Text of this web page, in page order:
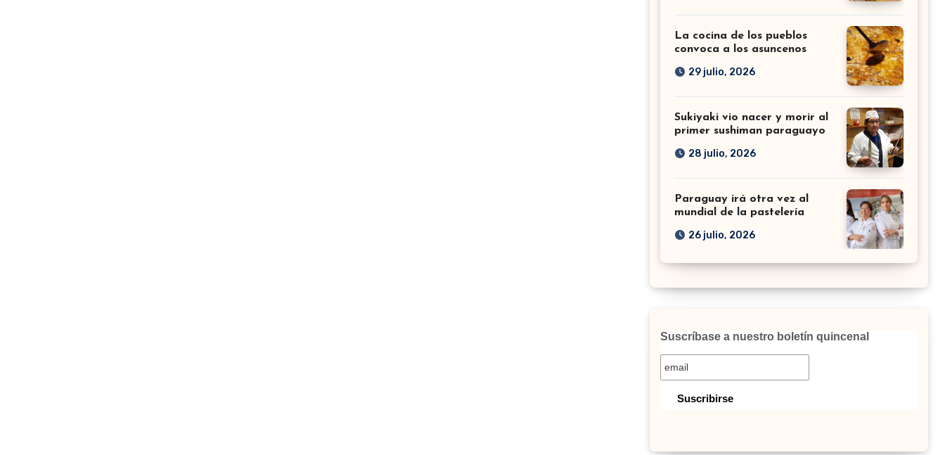
La cocina de los pueblos
convoca a los asuncenos
29 julio, 2026
Sukiyaki vio nacer y morir al
primer sushiman paraguayo
28 julio, 2026
Paraguay irá otra vez al
mundial de la pastelería
26 julio, 2026
Suscríbase a nuestro boletín quincenal